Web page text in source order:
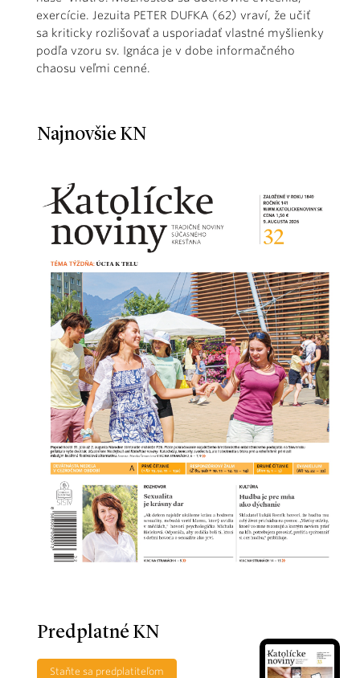
exercície. Jezuita PETER DUFKA (62) vraví, že učiť
sa kriticky rozlišovať a usporiadať vlastné myšlienky
podľa vzoru sv. Ignáca je v dobe informačného
chaosu veľmi cenné.
Najnovšie KN
Predplatné KN
Staňte sa predplatiteľom